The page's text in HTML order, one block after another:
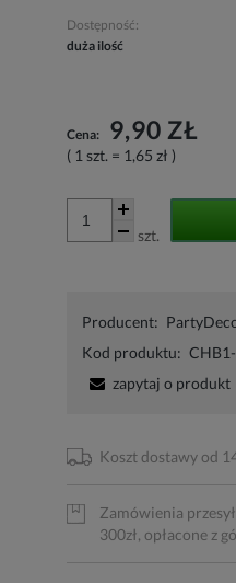
Dostępność:
duża ilość
Cena: 9,90 ZŁ
( 1 szt. = 1,65 zł )
szt.
Producent:
Kod produktu:
zapytaj o produkt
Koszt dostawy od
Zamówienia
300zł, opłacone z